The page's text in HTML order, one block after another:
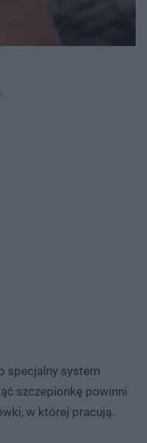
specjalny system
szczepionkę powinni
w której pracują.